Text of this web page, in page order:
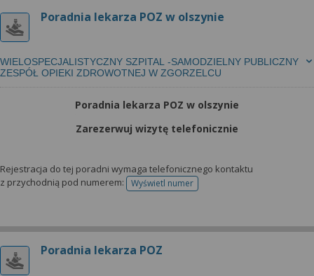
Poradnia lekarza POZ w olszynie
WIELOSPECJALISTYCZNY SZPITAL -SAMODZIELNY PUBLICZNY
ZESPÓŁ OPIEKI ZDROWOTNEJ W ZGORZELCU
Poradnia lekarza POZ w olszynie
Zarezerwuj wizytę telefonicznie
Rejestracja do tej poradni wymaga telefonicznego kontaktu
z przychodnią pod numerem:
Wyświetl numertelefonu do rejestracji
Poradnia lekarza POZ